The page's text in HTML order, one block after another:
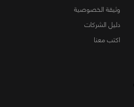
وثيقة الخصوصية
دليل الشركات
اكتب معنا